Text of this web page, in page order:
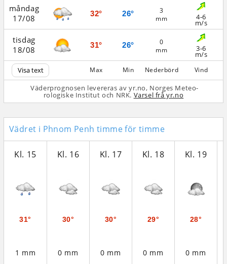
måndag
17/08
tisdag
18/08
Visa text
32°
31°
Max
26°
26°
Min
3
mm
0
mm
Nederbörd
4-6
m/s
3-6
m/s
Vind
Väderprognosen levereras av yr.no, Norges Meteo­
rologiske Institut och NRK. Varsel frå yr.no
Vädret i Phnom Penh timme för timme
Kl. 15
31°
1 mm
Kl. 16
30°
0 mm
Kl. 17
30°
0 mm
Kl. 18
29°
0 mm
Kl. 19
28°
0 mm